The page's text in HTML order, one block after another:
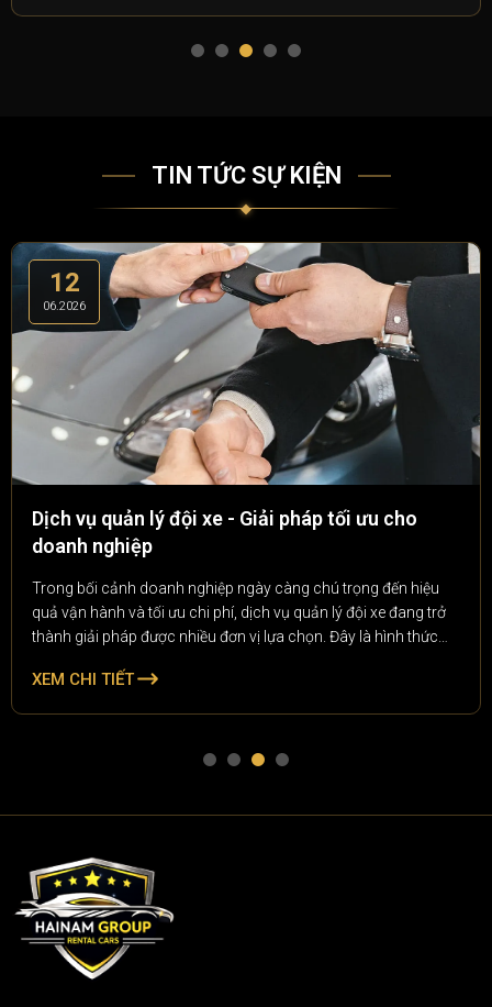
TIN TỨC SỰ KIỆN
12
06.2026
Dịch vụ quản lý đội xe - Giải pháp tối ưu cho
doanh nghiệp
Trong bối cảnh doanh nghiệp ngày càng chú trọng đến hiệu
quả vận hành và tối ưu chi phí, dịch vụ quản lý đội xe đang trở
thành giải pháp được nhiều đơn vị lựa chọn. Đây là hình thức
theo dõi lịch trình, bảo dưỡng, quản lý nhiên liệu đến kiểm soát
XEM CHI TIẾT